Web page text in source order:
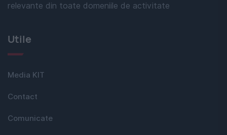
relevante din toate domeniile de activitate
Utile
Media KIT
Contact
Comunicate